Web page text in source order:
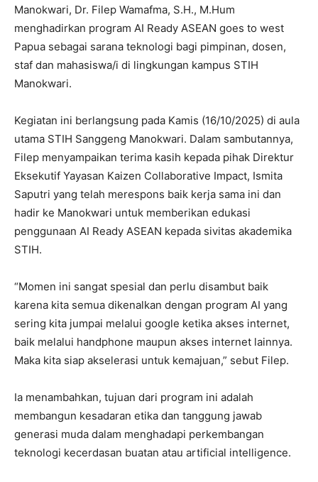
Manokwari, Dr. Filep Wamafma, S.H., M.Hum
menghadirkan program AI Ready ASEAN goes to west
Papua sebagai sarana teknologi bagi pimpinan, dosen,
staf dan mahasiswa/i di lingkungan kampus STIH
Manokwari.
Kegiatan ini berlangsung pada Kamis (16/10/2025) di aula
utama STIH Sanggeng Manokwari. Dalam sambutannya,
Filep menyampaikan terima kasih kepada pihak Direktur
Eksekutif Yayasan Kaizen Collaborative Impact, Ismita
Saputri yang telah merespons baik kerja sama ini dan
hadir ke Manokwari untuk memberikan edukasi
penggunaan AI Ready ASEAN kepada sivitas akademika
STIH.
“Momen ini sangat spesial dan perlu disambut baik
karena kita semua dikenalkan dengan program AI yang
sering kita jumpai melalui google ketika akses internet,
baik melalui handphone maupun akses internet lainnya.
Maka kita siap akselerasi untuk kemajuan,” sebut Filep.
Ia menambahkan, tujuan dari program ini adalah
membangun kesadaran etika dan tanggung jawab
generasi muda dalam menghadapi perkembangan
teknologi kecerdasan buatan atau artificial intelligence.